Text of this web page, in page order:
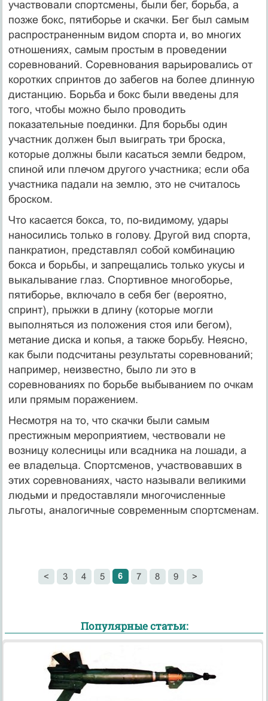
участвовали спортсмены, были бег, борьба, а
позже бокс, пятиборье и скачки. Бег был самым
распространенным видом спорта и, во многих
отношениях, самым простым в проведении
соревнований. Соревнования варьировались от
коротких спринтов до забегов на более длинную
дистанцию. Борьба и бокс были введены для
того, чтобы можно было проводить
показательные поединки. Для борьбы один
участник должен был выиграть три броска,
которые должны были касаться земли бедром,
спиной или плечом другого участника; если оба
участника падали на землю, это не считалось
броском.
Что касается бокса, то, по-видимому, удары
наносились только в голову. Другой вид спорта,
панкратион, представлял собой комбинацию
бокса и борьбы, и запрещались только укусы и
выкалывание глаз. Спортивное многоборье,
пятиборье, включало в себя бег (вероятно,
спринт), прыжки в длину (которые могли
выполняться из положения стоя или бегом),
метание диска и копья, а также борьбу. Неясно,
как были подсчитаны результаты соревнований;
например, неизвестно, было ли это в
соревнованиях по борьбе выбыванием по очкам
или прямым поражением.
Несмотря на то, что скачки были самым
престижным мероприятием, чествовали не
возницу колесницы или всадника на лошади, а
ее владельца. Спортсменов, участвовавших в
этих соревнованиях, часто называли великими
людьми и предоставляли многочисленные
льготы, аналогичные современным спортсменам.
< 3 4 5 6 7 8 9 >
Популярные статьи: